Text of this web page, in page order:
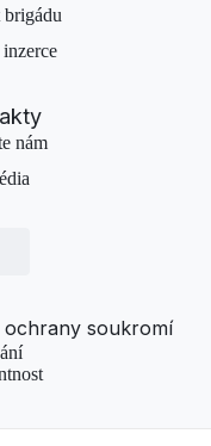
nám
ochrany soukromí